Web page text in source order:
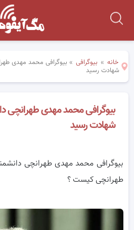
خانه » بیوگرافی » بیوگرافی محمد مهدی
شهادت رسید
بیوگرافی محمد مهدی طهرانچی
شهادت رسید
بیوگرافی محمد مهدی طهرانچی
طهرانچی کیست ؟